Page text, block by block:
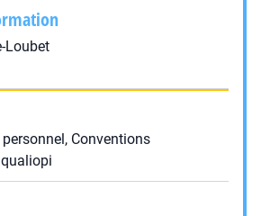
Loubet
Conventions